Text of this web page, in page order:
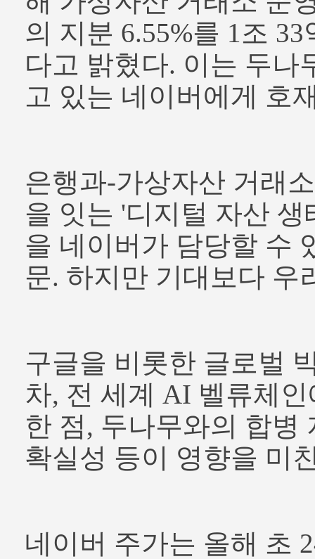
의 지분 6.55%를 1조
다고 밝혔다. 이는 두나
고 있는 네이버에게 호
은행과-가상자산 거래
을 잇는 '디지털 자산 생
을 네이버가 담당할 수
문. 하지만 기대보다 우
구글을 비롯한 글로벌
차, 전 세계 AI 벨류체
한 점, 두나무와의 합병
확실성 등이 영향을 미
네이버 주가는 올해 초